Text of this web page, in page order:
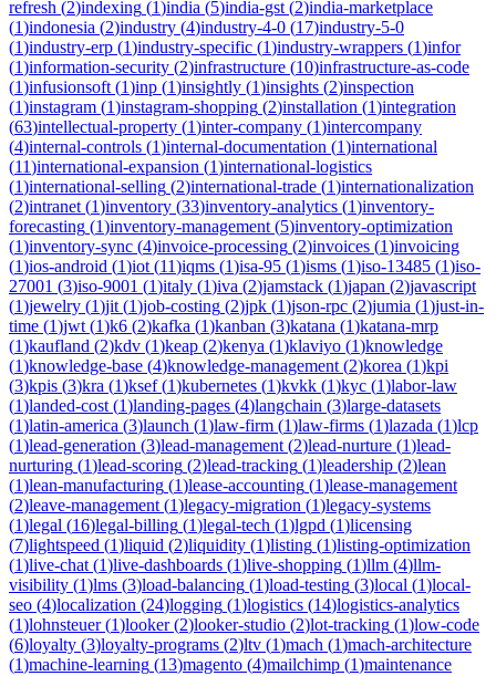
refresh (2)indexing (1)india (5)india-gst (2)india-marketplace
(1)indonesia (2)industry (4)industry-4-0 (17)industry-5-0
(1)industry-erp (1)industry-specific (1)industry-wrappers (1)infor
(1)information-security (2)infrastructure (10)infrastructure-as-code
(1)infusionsoft (1)inp (1)insightly (1)insights (2)inspection
(1)instagram (1)instagram-shopping (2)installation (1)integration
(63)intellectual-property (1)inter-company (1)intercompany
(4)internal-controls (1)internal-documentation (1)international
(11)international-expansion (1)international-logistics
(1)international-selling (2)international-trade (1)internationalization
(2)intranet (1)inventory (33)inventory-analytics (1)inventory-
forecasting (1)inventory-management (5)inventory-optimization
(1)inventory-sync (4)invoice-processing (2)invoices (1)invoicing
(1)ios-android (1)iot (11)iqms (1)isa-95 (1)isms (1)iso-13485 (1)iso-
27001 (3)iso-9001 (1)italy (1)iva (2)jamstack (1)japan (2)javascript
(1)jewelry (1)jit (1)job-costing (2)jpk (1)json-rpc (2)jumia (1)just-in-
time (1)jwt (1)k6 (2)kafka (1)kanban (3)katana (1)katana-mrp
(1)kaufland (2)kdv (1)keap (2)kenya (1)klaviyo (1)knowledge
(1)knowledge-base (4)knowledge-management (2)korea (1)kpi
(3)kpis (3)kra (1)ksef(1)kubernetes (1)kvkk (1)kyc (1)labor-law
(1)landed-cost (1)landing-pages (4)langchain (3)large-datasets
(1)latin-america (3)launch (1)law-firm (1)law-firms (1)lazada (1)lcp
(1)lead-generation (3)lead-management (2)lead-nurture (1)lead-
nurturing (1)lead-scoring (2)lead-tracking (1)leadership (2)lean
(1)lean-manufacturing (1)lease-accounting (1)lease-management
(2)leave-management (1)legacy-migration (1)legacy-systems
(1)legal (16)legal-billing (1)legal-tech (1)lgpd (1)licensing
(7)lightspeed (1)liquid (2)liquidity (1)listing (1)listing-optimization
(1)live-chat (1)live-dashboards (1)live-shopping (1)llm (4)llm-
visibility (1)lms (3)load-balancing (1)load-testing (3)local (1)local-
seo (4)localization (24)logging (1)logistics (14)logistics-analytics
(1)lohnsteuer(1)looker(2)looker-studio (2)lot-tracking (1)low-code
(6)loyalty (3)loyalty-programs (2)ltv (1)mach (1)mach-architecture
(1)machine-learning (13)magento (4)mailchimp (1)maintenance